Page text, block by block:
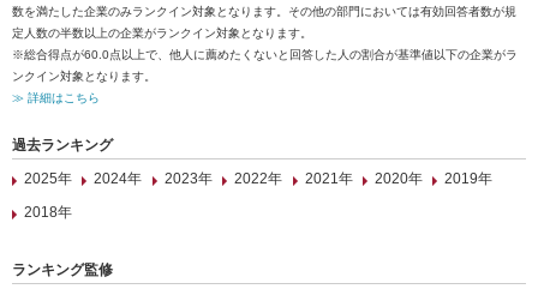
数を満たした企業のみランクイン対象となります。その他の部門においては有効回答者数が規
定人数の半数以上の企業がランクイン対象となります。
※総合得点が60.0点以上で、他人に薦めたくないと回答した人の割合が基準値以下の企業がラ
ンクイン対象となります。
≫ 詳細はこちら
過去ランキング
2025年
2024年 2023年 2022年 2021年 2020年
2019年
2018年
ランキング監修